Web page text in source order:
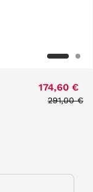
174,60 €
Price
291,00 €